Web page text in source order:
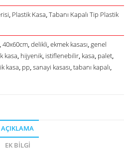
, Plastik Kasa,Tabanı Kapalı Tip Plastik
,40x60cm,delikli,ekmek kasası,genel
kasa, hijyenik, istiflenebilir, kasa, palet,
kasa, pp,sanayi kasası,tabanı kapalı,
AÇIKLAMA
EK BILGI